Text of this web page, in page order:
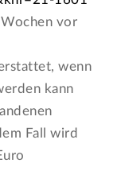
vor
wenn
kann
Fall wird